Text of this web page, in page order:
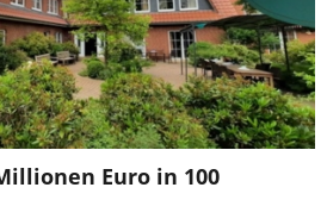
Euro in 100